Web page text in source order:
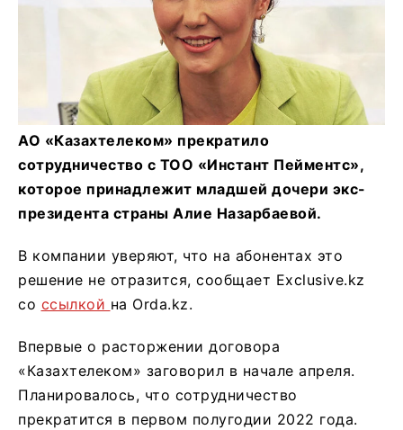
АО «Казахтелеком» прекратило
сотрудничество с ТОО «Инстант Пейментс»,
которое принадлежит младшей дочери экс-
президента страны Алие Назарбаевой.
В компании уверяют, что на абонентах это
решение не отразится, сообщает Exclusive.kz
со ссылкой на Orda.kz.
Впервые о расторжении договора
«Казахтелеком» заговорил в начале апреля.
Планировалось, что сотрудничество
прекратится в первом полугодии 2022 года.